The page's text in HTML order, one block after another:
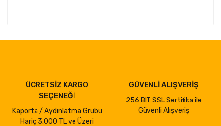
ÜCRETSİZ KARGO
SEÇENEĞİ
Kaporta / Aydınlatma Grubu
Hariç 3.000 TL ve Üzeri
GÜVENLİ ALIŞVERİŞ
256 BIT SSL Sertifika ile
Güvenli Alışveriş